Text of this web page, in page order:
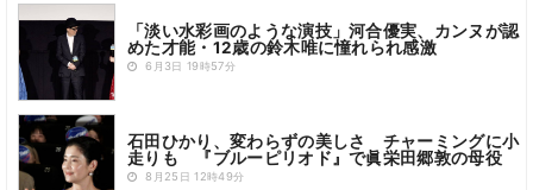
「淡い水彩画のような演技」河合優実、カンヌが認
めた才能・12歳の鈴木唯に憧れられ感激
6月3日 19時57分
石田ひかり、変わらずの美しさ チャーミングに小
走りも 『ブルーピリオド』で眞栄田郷敦の母役
8月25日 12時49分